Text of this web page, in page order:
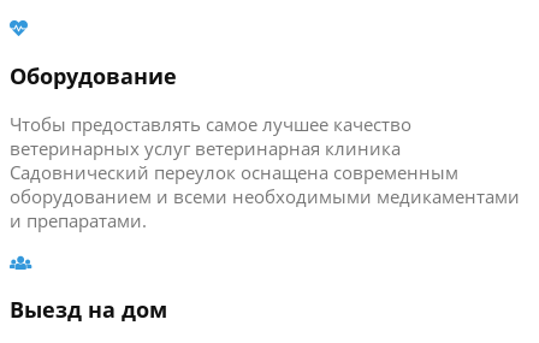
Оборудование
Чтобы предоставлять самое лучшее качество
ветеринарных услуг ветеринарная клиника
Садовнический переулок оснащена современным
оборудованием и всеми необходимыми медикаментами
и препаратами.
Выезд на дом